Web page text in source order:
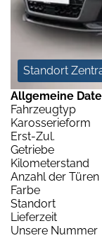
Standort
Allgemeine
Fahrzeugtyp
Karosserieform
Erst-Zul.
Getriebe
Kilometerstand
Anzahl der Türen
Farbe
Standort
Lieferzeit
Unsere Nummer